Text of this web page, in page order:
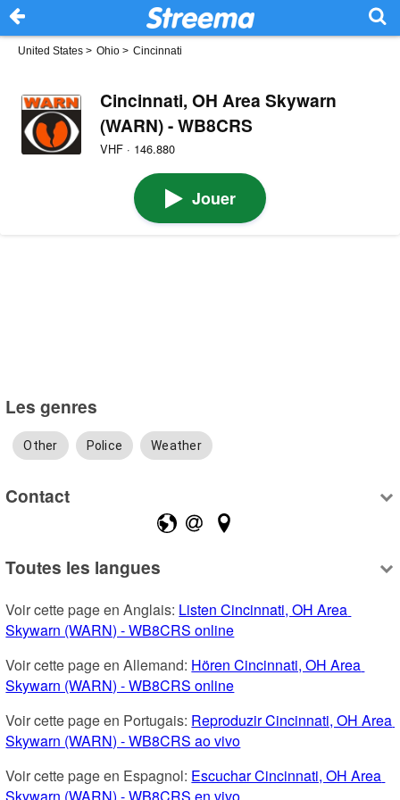
United States > Ohio > Cincinnati
Cincinnati, OH Area Skywarn
(WARN) - WB8CRS
VHF · 146.880
Jouer
Les genres
Other Police Weather
Contact
Toutes les langues
Voir cette page en Anglais: Listen Cincinnati, OH Area
Skywarn (WARN) - WB8CRS online
Voir cette page en Allemand: Hören Cincinnati, OH Area
Skywarn (WARN) - WB8CRS online
Voir cette page en Portugais: Reproduzir Cincinnati, OH Area
Skywarn (WARN) - WB8CRS ao vivo
Voir cette page en Espagnol: Escuchar Cincinnati, OH Area
Skywarn (WARN) - WB8CRS en vivo